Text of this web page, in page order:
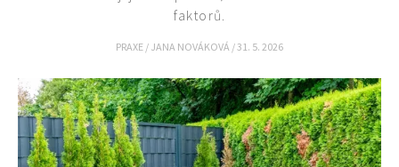
faktorů.
PRAXE / JANA NOVÁKOVÁ /31. 5. 2026